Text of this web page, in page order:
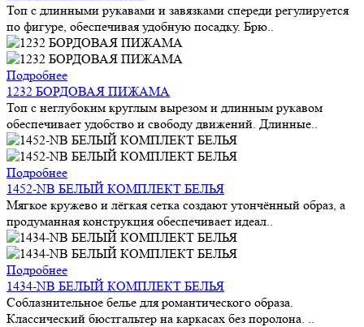
Топ с длинными рукавами и завязками спереди регулируется
по фигуре, обеспечивая удобную посадку. Брю..
Подробнее
1232 БОРДОВАЯ ПИЖАМА
Топ с неглубоким круглым вырезом и длинным рукавом
обеспечивает удобство и свободу движений. Длинные..
Подробнее
1452-NB БЕЛЫЙ КОМПЛЕКТ БЕЛЬЯ
Мягкое кружево и лёгкая сетка создают утончённый образ, а
продуманная конструкция обеспечивает идеал..
Подробнее
1434-NB БЕЛЫЙ КОМПЛЕКТ БЕЛЬЯ
Соблазнительное белье для романтического образа.
Классический бюстгальтер на каркасах без поролона. ..